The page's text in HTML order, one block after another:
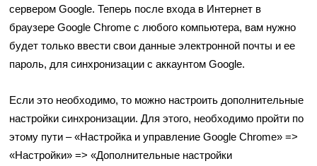
сервером Google. Теперь после входа в Интернет в
браузере Google Chrome с любого компьютера, вам нужно
будет только ввести свои данные электронной почты и ее
пароль, для синхронизации с аккаунтом Google.
Если это необходимо, то можно настроить дополнительные
настройки синхронизации. Для этого, необходимо пройти по
этому пути – «Настройка и управление Google Chrome» =>
«Настройки» => «Дополнительные настройки